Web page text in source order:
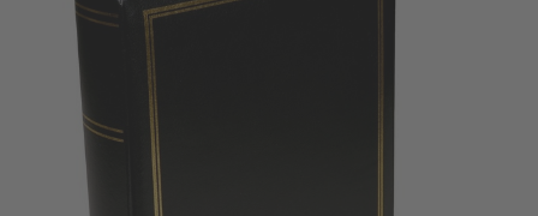
PRÍSLUŠENSTVO
RÁMIKY
FOTOALBUMY
Akcie a zľavy